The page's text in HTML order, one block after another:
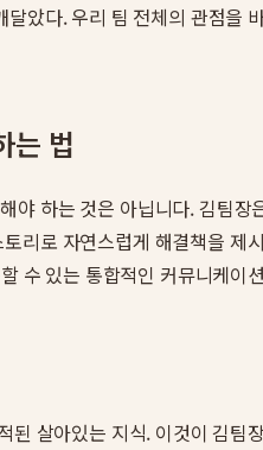
았다. 우리 팀 전체의 관점
는 법
야 하는 것은 아닙니다. 김팀
리로 자연스럽게 해결책을
수 있는 통합적인 커뮤니케이
살아있는 지식. 이것이 김